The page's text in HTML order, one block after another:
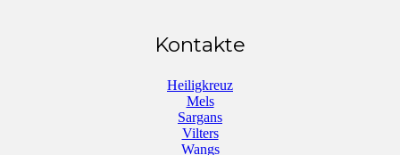
Kontakte
Heiligkreuz
Mels
Sargans
Vilters
Wangs